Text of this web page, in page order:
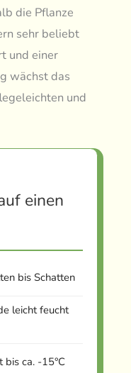
die Pflanze
sehr beliebt
und einer
wächst das
und
einen
bis Schatten
leicht feucht
bis ca. -15°C